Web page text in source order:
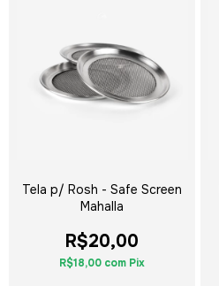
Tela p/ Rosh - Safe Screen
Mahalla
R$20,00
R$18,00 com Pix